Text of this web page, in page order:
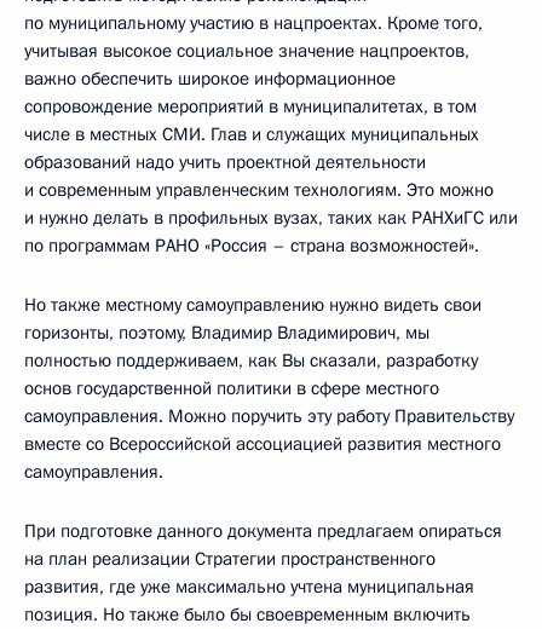
по муниципальному участию в нацпроектах. Кроме того,
учитывая высокое социальное значение нацпроектов,
важно обеспечить широкое информационное
сопровождение мероприятий в муниципалитетах, в том
числе в местных СМИ. Глав и служащих муниципальных
образований надо учить проектной деятельности
и современным управленческим технологиям. Это можно
и нужно делать в профильных вузах, таких как РАНХиГС или
по программам РАНО «Россия – страна возможностей».
Но также местному самоуправлению нужно видеть свои
горизонты, поэтому, Владимир Владимирович, мы
полностью поддерживаем, как Вы сказали, разработку
основ государственной политики в сфере местного
самоуправления. Можно поручить эту работу Правительству
вместе со Всероссийской ассоциацией развития местного
самоуправления.
При подготовке данного документа предлагаем опираться
на план реализации Стратегии пространственного
развития, где уже максимально учтена муниципальная
позиция. Но также было бы своевременным включить